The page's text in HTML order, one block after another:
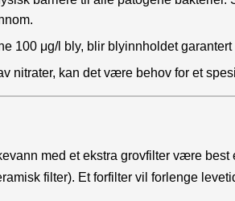
100 μg/l bly, blir blyinnholdet garantert
nitrater, kan det være behov for et
med et ekstra grovfilter være best
filter). Et forfilter vil forlenge